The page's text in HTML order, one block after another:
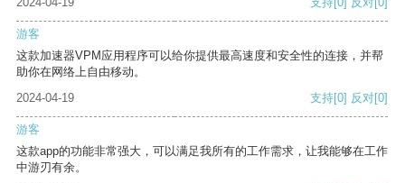
游客
这款加速器VPM应用程序可以给你提供最高速度和安全性的连接，并帮
助你在网络上自由移动。
2024-04-19
支持[0] 反对[0]
游客
这款app的功能非常强大，可以满足我所有的工作需求，让我能够在工作
中游刃有余。